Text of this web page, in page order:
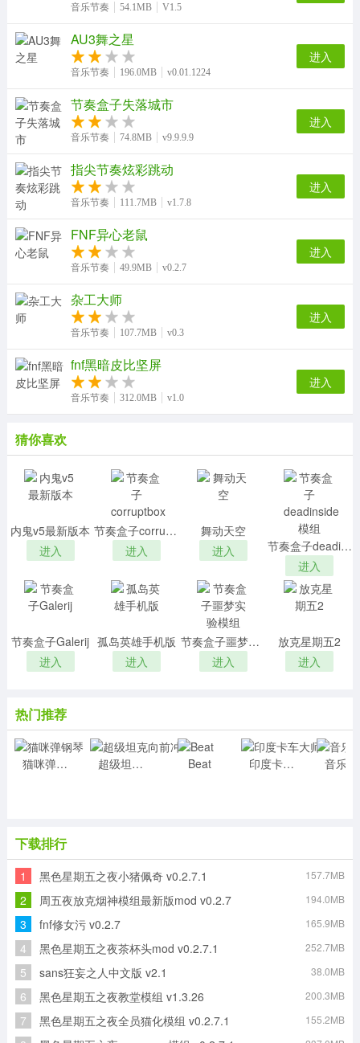
音乐节奏 54.1MB V1.5
AU3舞之星
音乐节奏 196.0MB v0.01.1224
进入
节奏盒子失落城市
音乐节奏 74.8MB v9.9.9.9
进入
指尖节奏炫彩跳动
音乐节奏 111.7MB v1.7.8
进入
FNF异心老鼠
音乐节奏 49.9MB v0.2.7
进入
杂工大师
音乐节奏 107.7MB v0.3
进入
fnf黑暗皮比坚屏
音乐节奏 312.0MB v1.0
进入
猜你喜欢
内鬼v5最新版本
进入
节奏盒子corruptbox
进入
舞动天空
进入
节奏盒子deadinside模组
进入
节奏盒子Galerij
进入
孤岛英雄手机版
进入
节奏盒子噩梦实验模组
进入
放克星期五2
进入
热门推荐
猫咪弹钢琴 超级坦克向前冲 Beat 印度卡车大师
下载排行
1 黑色星期五之夜小猪佩奇 v0.2.7.1 157.7MB
2 周五夜放克烟神模组最新版mod v0.2.7 194.0MB
3 fnf修女污 v0.2.7 165.9MB
4 黑色星期五之夜茶杯头mod v0.2.7.1 252.7MB
5 sans狂妄之人中文版 v2.1 38.0MB
6 黑色星期五之夜教堂模组 v1.3.26 200.3MB
7 黑色星期五之夜全员猫化模组 v0.2.7.1 155.2MB